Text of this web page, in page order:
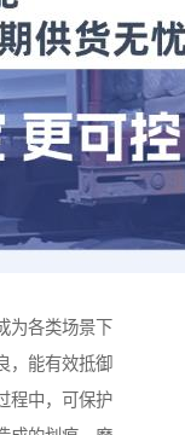
为各类场景下
，能有效抵御
程中，可保护